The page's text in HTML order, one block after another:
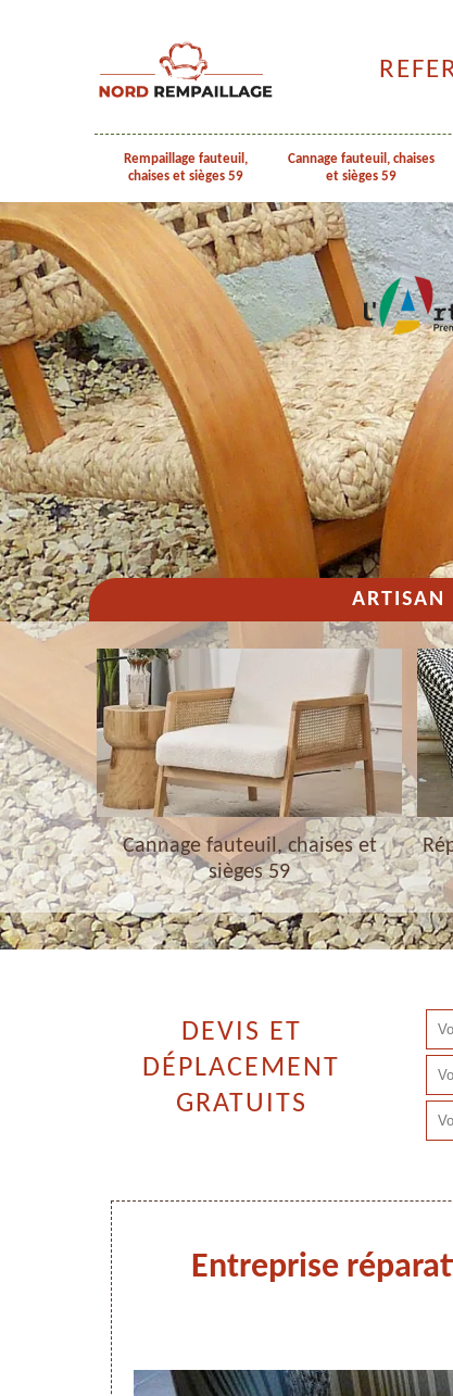
Rempaillage fauteuil,
chaises et sièges 59
Cannage fauteuil, chaises
et sièges 59
ARTISAN
et
Cannage fauteuil, chaises et
sièges 59
DEVIS ET
DÉPLACEMENT
GRATUITS
Entreprise